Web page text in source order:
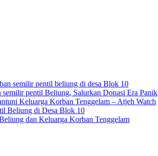
semilir pentil beliung di desa Blok 10
pentil Beliung, Salurkan Donasi Era Panik
Keluarga Korban Tenggelam – Atjeh Watch
Beliung di Desa Blok 10
dan Keluarga Korban Tenggelam